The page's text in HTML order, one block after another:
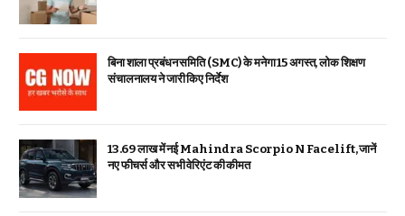
बिना शाला प्रबंधन समिति (SMC) के मनेगा 15 अगस्त, लोक शिक्षण
संचालनालय ने जारी किए निर्देश
₹13.69 लाख में नई Mahindra Scorpio N Facelift, जानें
नए फीचर्स और सभी वेरिएंट की कीमत